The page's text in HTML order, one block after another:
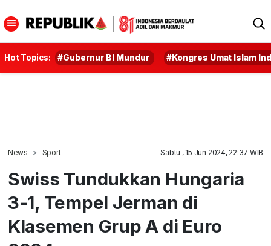
Hot Topics: #Gubernur BI Mundur #Kongres Umat Islam
News Sport Sabtu , 15 Jun 2024, 22:37 WIB
Swiss Tundukkan Hungaria
3-1, Tempel Jerman di
Klasemen Grup A di Euro